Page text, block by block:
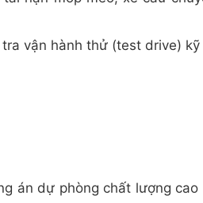
vận hành thử (test drive)
án dự phòng chất lượng